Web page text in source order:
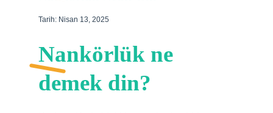
Hakkımızda
Tarih: Nisan 13, 2025
Nankörlük ne
demek din?